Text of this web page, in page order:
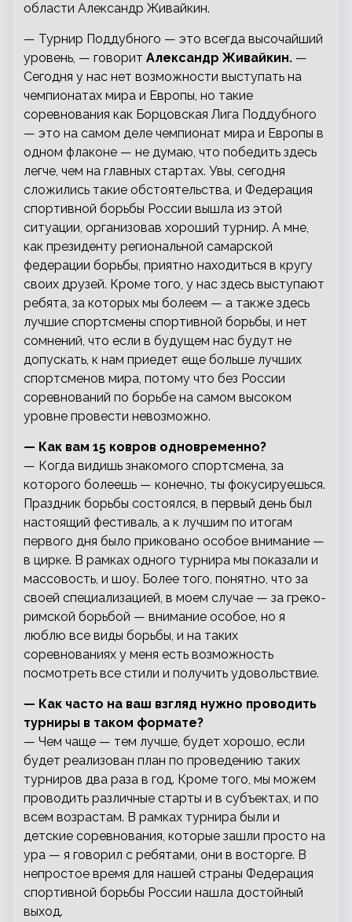
области Александр Живайкин.
— Турнир Поддубного — это всегда высочайший
уровень, — говорит Александр Живайкин. —
Сегодня у нас нет возможности выступать на
чемпионатах мира и Европы, но такие
соревнования как Борцовская Лига Поддубного
— это на самом деле чемпионат мира и Европы в
одном флаконе — не думаю, что победить здесь
легче, чем на главных стартах. Увы, сегодня
сложились такие обстоятельства, и Федерация
спортивной борьбы России вышла из этой
ситуации, организовав хороший турнир. А мне,
как президенту региональной самарской
федерации борьбы, приятно находиться в кругу
своих друзей. Кроме того, у нас здесь выступают
ребята, за которых мы болеем — а также здесь
лучшие спортсмены спортивной борьбы, и нет
сомнений, что если в будущем нас будут не
допускать, к нам приедет еще больше лучших
спортсменов мира, потому что без России
соревнований по борьбе на самом высоком
уровне провести невозможно.
— Как вам 15 ковров одновременно?
— Когда видишь знакомого спортсмена, за
которого болеешь — конечно, ты фокусируешься.
Праздник борьбы состоялся, в первый день был
настоящий фестиваль, а к лучшим по итогам
первого дня было приковано особое внимание —
в цирке. В рамках одного турнира мы показали и
массовость, и шоу. Более того, понятно, что за
своей специализацией, в моем случае — за греко-
римской борьбой — внимание особое, но я
люблю все виды борьбы, и на таких
соревнованиях у меня есть возможность
посмотреть все стили и получить удовольствие.
— Как часто на ваш взгляд нужно проводить
турниры в таком формате?
— Чем чаще — тем лучше, будет хорошо, если
будет реализован план по проведению таких
турниров два раза в год. Кроме того, мы можем
проводить различные старты и в субъектах, и по
всем возрастам. В рамках турнира были и
детские соревнования, которые зашли просто на
ура — я говорил с ребятами, они в восторге. В
непростое время для нашей страны Федерация
спортивной борьбы России нашла достойный
выход.